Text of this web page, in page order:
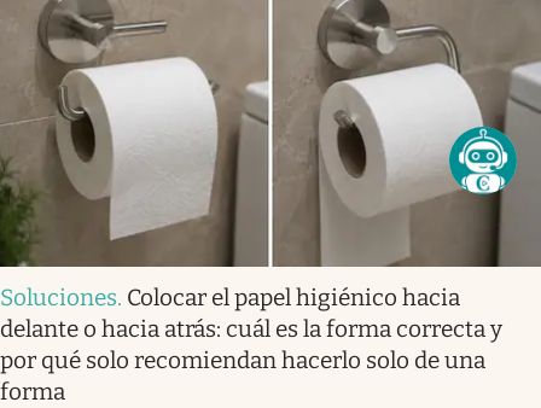
Soluciones. Colocar el papel higiénico hacia
delante o hacia atrás: cuál es la forma correcta y
por qué solo recomiendan hacerlo solo de una
forma